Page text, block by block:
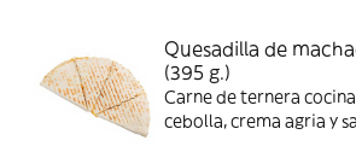
Quesadilla de
(395 g.)
Carne de ternera
cebolla, crema agria y